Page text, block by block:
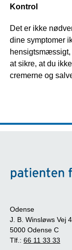
Kontrol
Det er ikke
dine symptomer
at sikre, at du
cremerne og
Odense
J. B. Winsløws Vej 4
5000 Odense C
Tlf.: 66 11 33 33